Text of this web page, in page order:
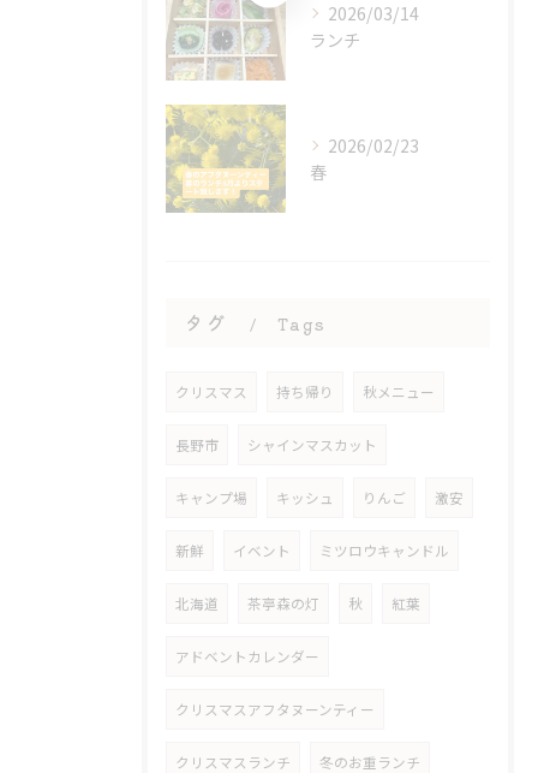
2026/03/14
ランチ
2026/02/23
春
タグ Tags
クリスマス 持ち帰り 秋メニュー
長野市 シャインマスカット
キャンプ場 キッシュ りんご 激安
新鮮 イベント ミツロウキャンドル
北海道 茶亭森の灯 秋 紅葉
アドベントカレンダー
クリスマスアフタヌーンティー
クリスマスランチ 冬のお重ランチ